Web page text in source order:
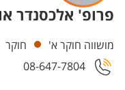
פרופ' אלכסנדר
Departments
מושווה חוקר א' חוקר
08-647-7804